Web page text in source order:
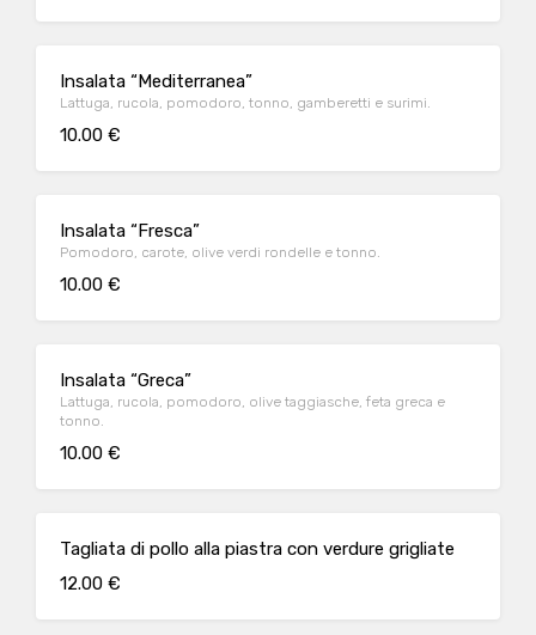
Insalata “Mediterranea”
Lattuga, rucola, pomodoro, tonno, gamberetti e surimi.
10.00 €
Insalata “Fresca”
Pomodoro, carote, olive verdi rondelle e tonno.
10.00 €
Insalata “Greca”
Lattuga, rucola, pomodoro, olive taggiasche, feta greca e
tonno.
10.00 €
Tagliata di pollo alla piastra con verdure grigliate
12.00 €